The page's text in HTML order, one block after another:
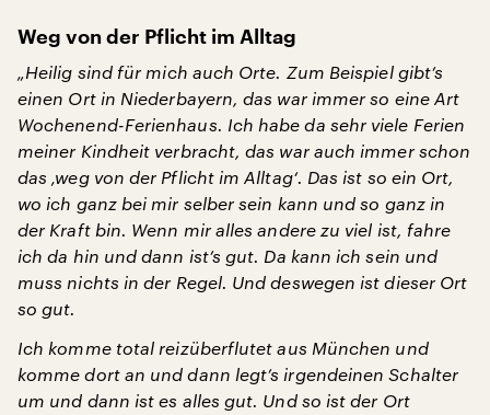
Weg von der Pflicht im Alltag
„Heilig sind für mich auch Orte. Zum Beispiel gibt’s
einen Ort in Niederbayern, das war immer so eine Art
Wochenend-Ferienhaus. Ich habe da sehr viele Ferien
meiner Kindheit verbracht, das war auch immer schon
das ‚weg von der Pflicht im Alltag‘. Das ist so ein Ort,
wo ich ganz bei mir selber sein kann und so ganz in
der Kraft bin. Wenn mir alles andere zu viel ist, fahre
ich da hin und dann ist’s gut. Da kann ich sein und
muss nichts in der Regel. Und deswegen ist dieser Ort
so gut.
Ich komme total reizüberflutet aus München und
komme dort an und dann legt’s irgendeinen Schalter
um und dann ist es alles gut. Und so ist der Ort